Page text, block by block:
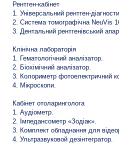
Рентген-кабінет
1. Універсальний рентген-
2. Система томографічна NeuVis
3. Дентальний рентгенівський
Клінічна лабораторія
1. Гематологічний аналізатор.
2. Біохімічний аналізатор.
3. Колориметр фотоелектричний
4. Мікроскопи.
Кабінет отоларинголога
1. Аудіометр.
2. Імпедансометр «Зодіак».
3. Комплект обладнання для
4. Ультразвуковой дезінтегратор.